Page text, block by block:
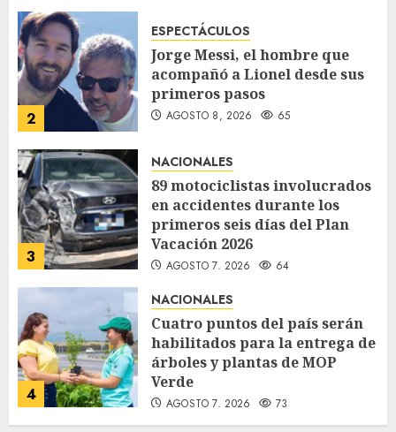
2
ESPECTÁCULOS
Jorge Messi, el hombre que
acompañó a Lionel desde sus
primeros pasos
AGOSTO 8, 2026 65
3
NACIONALES
89 motociclistas involucrados
en accidentes durante los
primeros seis días del Plan
Vacación 2026
AGOSTO 7, 2026 64
4
NACIONALES
Cuatro puntos del país serán
habilitados para la entrega de
árboles y plantas de MOP
Verde
AGOSTO 7, 2026 73